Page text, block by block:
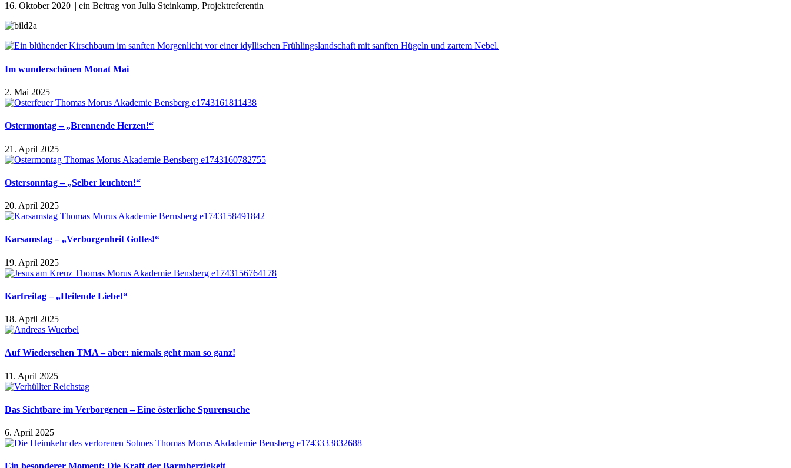
16. Oktober 2020 || ein Beitrag von Julia Steinkamp, Projektreferentin
Im wunderschönen Monat Mai
2. Mai 2025
Ostermontag – „Brennende Herzen!“
21. April 2025
Ostersonntag – „Selber leuchten!“
20. April 2025
Karsamstag – „Verborgenheit Gottes!“
19. April 2025
Karfreitag – „Heilende Liebe!“
18. April 2025
Auf Wiedersehen TMA – aber: niemals geht man so ganz!
11. April 2025
Das Sichtbare im Verborgenen – Eine österliche Spurensuche
6. April 2025